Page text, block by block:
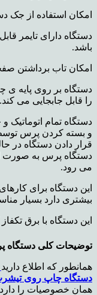
امکان استفاده از جک
دستگاه دارای تایمر
باشد.
امکان تاب برداشتن
دستگاه بر روی پایه ی
را قابل جابجایی می کند.
دستگاه تمام اتوماتیک
و بسته کردن پرس توسط
قرار دادن دستگاه در
دستگاه پرس به صورت
می رود.
این دستگاه برای کارهای
بیشتری دارد بسیار
این دستگاه با برق
توضیحات کلی دستگاه
همانطور که اطلاع دارید
دستگاه چاپ روی
همان خصوصیات را دارد